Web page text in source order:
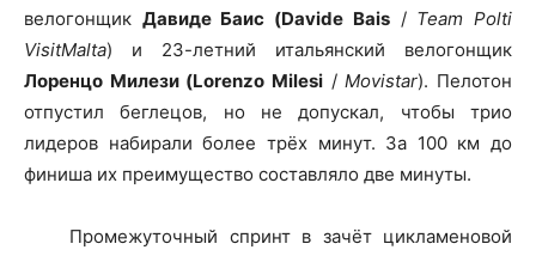
велогонщик Давиде Баис (Davide Bais/ Team Polti
VisitMalta) и 23-летний итальянский велогонщик
Лоренцо Милези (Lorenzo Milesi /Movistar). Пелотон
отпустил беглецов, но не допускал, чтобы трио
лидеров набирали более трёх минут. За 100 км до
финиша их преимущество составляло две минуты.
Промежуточный спринт в зачёт цикламеновой